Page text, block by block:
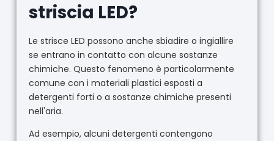
striscia LED?
Le strisce LED possono anche sbiadire o ingiallire
se entrano in contatto con alcune sostanze
chimiche. Questo fenomeno è particolarmente
comune con i materiali plastici esposti a
detergenti forti o a sostanze chimiche presenti
nell'aria.
Ad esempio, alcuni detergenti contengono